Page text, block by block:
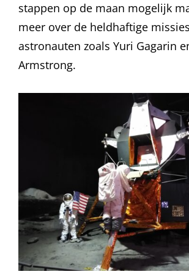
stappen op de maan mogelijk
meer over de heldhaftige
astronauten zoals Yuri Gagarin
Armstrong.